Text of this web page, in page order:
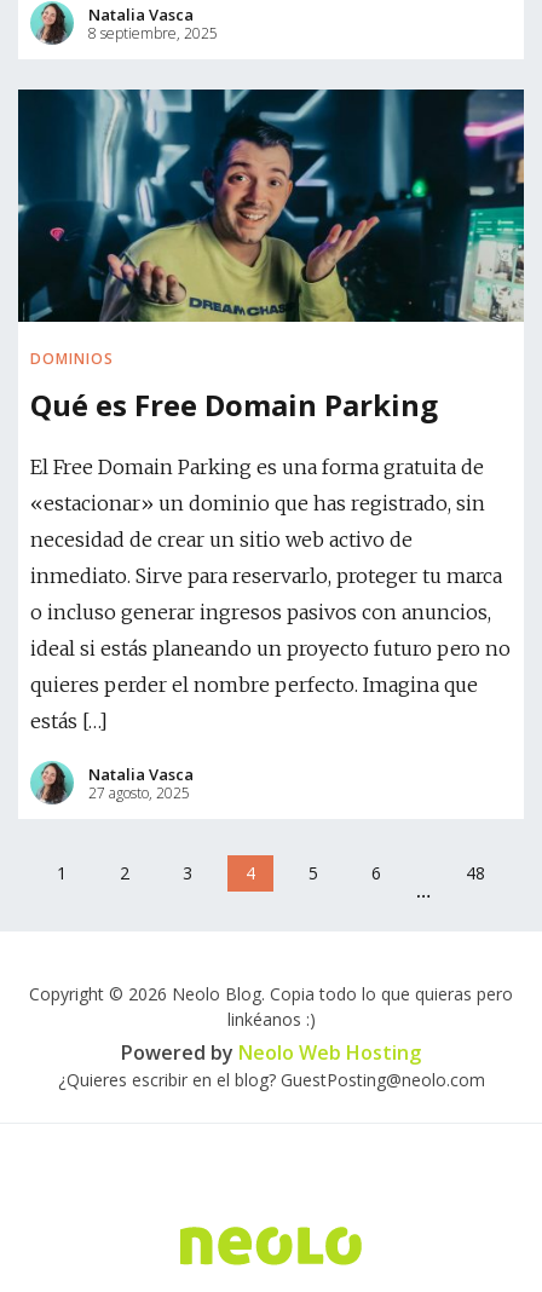
Natalia Vasca
8 septiembre, 2025
DOMINIOS
Qué es Free Domain Parking
El Free Domain Parking es una forma gratuita de
«estacionar» un dominio que has registrado, sin
necesidad de crear un sitio web activo de
inmediato. Sirve para reservarlo, proteger tu marca
o incluso generar ingresos pasivos con anuncios,
ideal si estás planeando un proyecto futuro pero no
quieres perder el nombre perfecto. Imagina que
estás […]
Natalia Vasca
27 agosto, 2025
1 2 3 4 5 6
…
48
Copyright © 2026 Neolo Blog. Copia todo lo que quieras pero
linkéanos :)
Powered by Neolo Web Hosting
¿Quieres escribir en el blog? GuestPosting@neolo.com